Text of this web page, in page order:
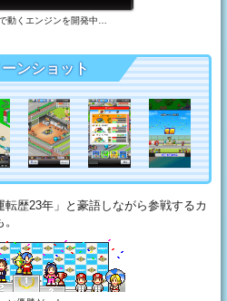
動くエンジンを開発中…
ンショット
歴23年」と豪語しながら参戦するカ